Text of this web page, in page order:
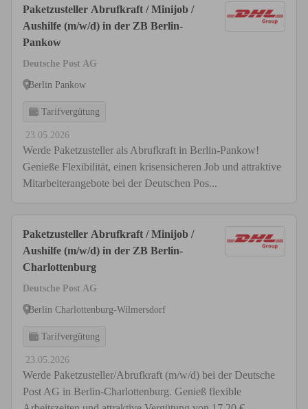
Paketzusteller Abrufkraft / Minijob /
Aushilfe (m/w/d) in der ZB Berlin-
Pankow
Deutsche Post AG
Berlin Pankow
Tarifvergütung
23.05.2026
Werde Paketzusteller als Abrufkraft in Berlin-Pankow!
Genieße Flexibilität, einen krisensicheren Job und attraktive
Mitarbeiterangebote bei der Deutschen Pos...
Paketzusteller Abrufkraft / Minijob /
Aushilfe (m/w/d) in der ZB Berlin-
Charlottenburg
Deutsche Post AG
Berlin Charlottenburg-Wilmersdorf
Tarifvergütung
23.05.2026
Werde Paketzusteller/Abrufkraft (m/w/d) bei der Deutsche
Post AG in Berlin-Charlottenburg. Genieß flexible